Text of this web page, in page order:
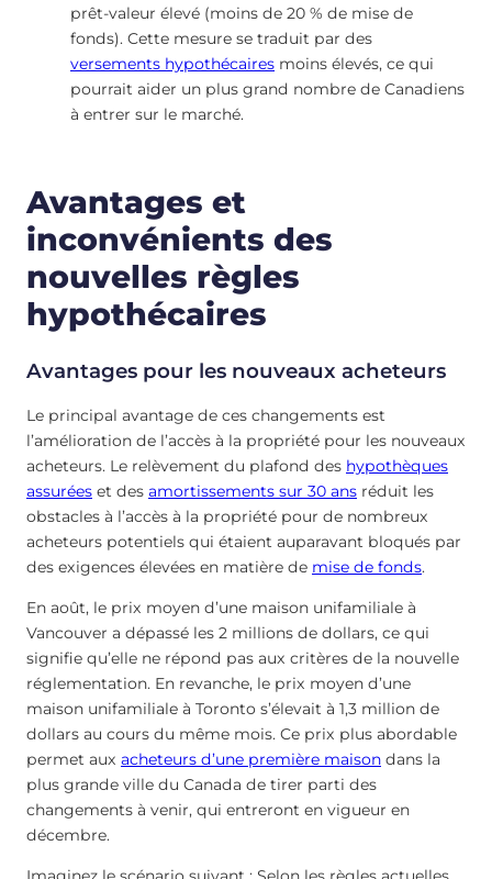
prêt-valeur élevé (moins de 20 % de mise de
fonds). Cette mesure se traduit par des
versements hypothécaires moins élevés, ce qui
pourrait aider un plus grand nombre de Canadiens
à entrer sur le marché.
Avantages et
inconvénients des
nouvelles règles
hypothécaires
Avantages pour les nouveaux acheteurs
Le principal avantage de ces changements est
l’amélioration de l’accès à la propriété pour les nouveaux
acheteurs. Le relèvement du plafond des hypothèques
assurées et des amortissements sur 30 ans réduit les
obstacles à l’accès à la propriété pour de nombreux
acheteurs potentiels qui étaient auparavant bloqués par
des exigences élevées en matière de mise de fonds.
En août, le prix moyen d’une maison unifamiliale à
Vancouver a dépassé les 2 millions de dollars, ce qui
signifie qu’elle ne répond pas aux critères de la nouvelle
réglementation. En revanche, le prix moyen d’une
maison unifamiliale à Toronto s’élevait à 1,3 million de
dollars au cours du même mois. Ce prix plus abordable
permet aux acheteurs d’une première maison dans la
plus grande ville du Canada de tirer parti des
changements à venir, qui entreront en vigueur en
décembre.